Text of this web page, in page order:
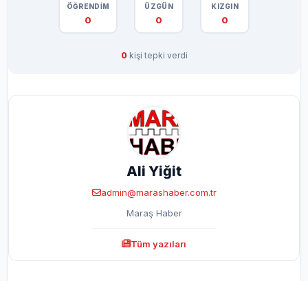
ÖĞRENDİM
0
ÜZGÜN
0
KIZGIN
0
0 kişi tepki verdi
Ali Yiğit
admin@marashaber.com.tr
Maraş Haber
Tüm yazıları